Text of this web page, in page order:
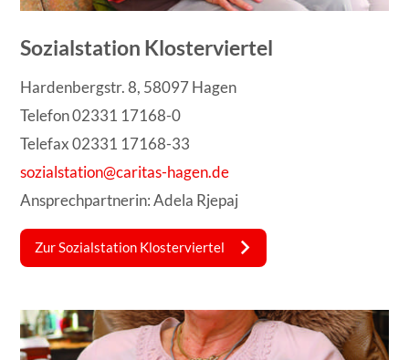
Sozialstation Klosterviertel
Hardenbergstr. 8, 58097 Hagen
Telefon 02331 17168-0
Telefax 02331 17168-33
sozialstation@caritas-hagen.de
Ansprechpartnerin: Adela Rjepaj
Zur Sozialstation Klosterviertel